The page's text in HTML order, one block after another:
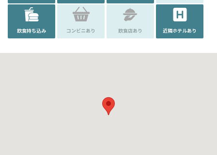
飲食持ち込み コンビニあり 飲食店あり 近隣ホテルあり